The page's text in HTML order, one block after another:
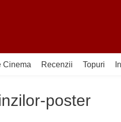
Cinema Recenzii Topuri
poster